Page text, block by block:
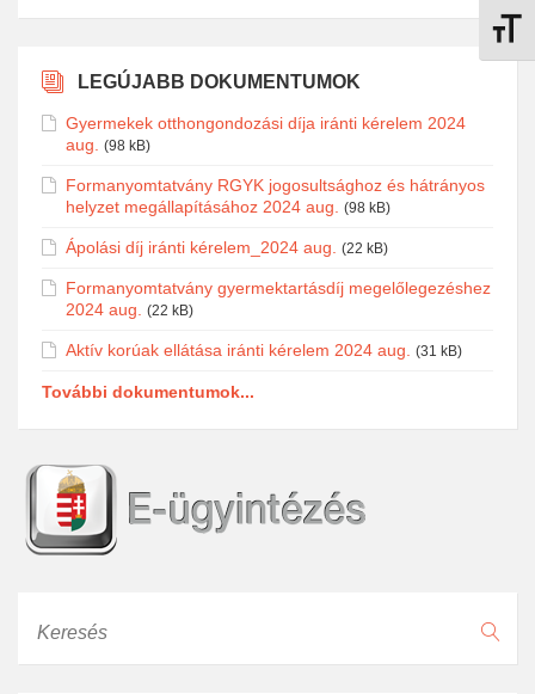
LEGÚJABB DOKUMENTUMOK
Gyermekek otthongondozási díja iránti kérelem 2024
aug.
(98 kB)
Formanyomtatvány RGYK jogosultsághoz és hátrányos
helyzet megállapításához 2024 aug.
(98 kB)
Ápolási díj iránti kérelem_2024 aug. (22 kB)
Formanyomtatvány gyermektartásdíj megelőlegezéshez
2024 aug.
(22 kB)
Aktív korúak ellátása iránti kérelem 2024 aug. (31 kB)
További dokumentumok...